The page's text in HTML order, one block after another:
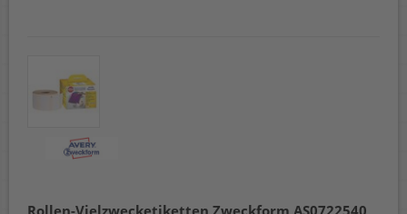
Rollen-Vielzwecketiketten Zweckform AS0722540